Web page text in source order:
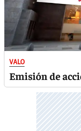
VALO
Emisión de